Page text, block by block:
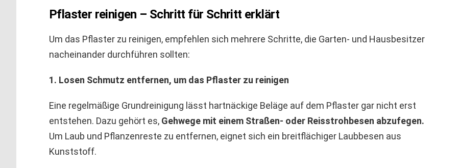
Pflaster reinigen – Schritt für Schritt erklärt
Um das Pflaster zu reinigen, empfehlen sich mehrere Schritte, die Garten- und Hausbesitzer
nacheinander durchführen sollten:
1. Losen Schmutz entfernen, um das Pflaster zu reinigen
Eine regelmäßige Grundreinigung lässt hartnäckige Beläge auf dem Pflaster gar nicht erst
entstehen. Dazu gehört es, Gehwege mit einem Straßen- oder Reisstrohbesen abzufegen.
Um Laub und Pflanzenreste zu entfernen, eignet sich ein breitflächiger Laubbesen aus
Kunststoff.